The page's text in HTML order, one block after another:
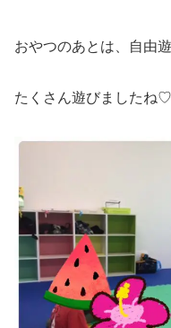
おやつのあとは、自由
たくさん遊びましたね♡